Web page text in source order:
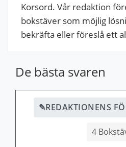
Korsord. Vår redaktion
bokstäver som möjlig
bekräfta eller föreslå ett
De bästa svaren
✎REDAKTIONENS
4